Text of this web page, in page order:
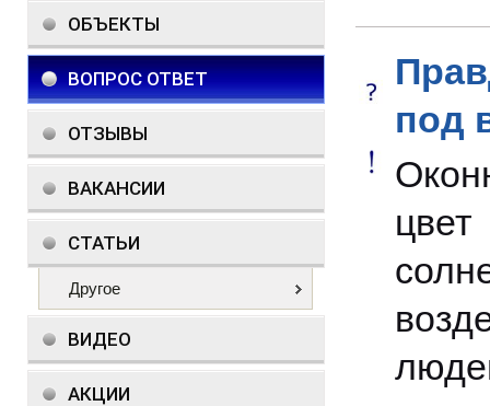
ОБЪЕКТЫ
ВОПРОС ОТВЕТ
ОТЗЫВЫ
ВАКАНСИИ
СТАТЬИ
Другое
ВИДЕО
АКЦИИ
под